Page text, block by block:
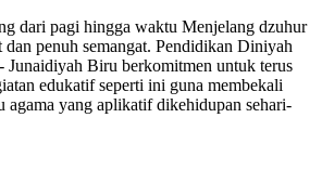
dari pagi hingga waktu Menjelang dzuhur
dan penuh semangat. Pendidikan Diniyah
Biru berkomitmen untuk terus
edukatif seperti ini guna membekali
agama yang aplikatif dikehidupan sehari-